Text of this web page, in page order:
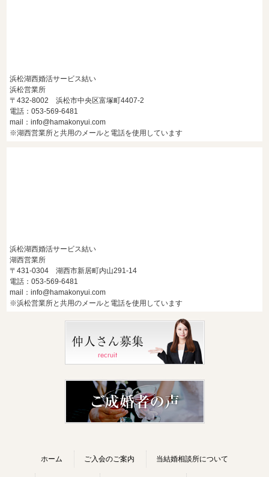
浜松湖西婚活サービス結い
浜松営業所
〒432-8002 浜松市中央区富塚町4407-2
電話：053-569-6481
mail：info@hamakonyui.com
※湖西営業所と共用のメールと電話を使用しています
浜松湖西婚活サービス結い
湖西営業所
〒431-0304 湖西市新居町内山291-14
電話：053-569-6481
mail：info@hamakonyui.com
※浜松営業所と共用のメールと電話を使用しています
ホーム ご入会のご案内 当結婚相談所について